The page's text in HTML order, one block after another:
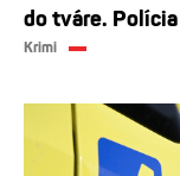
do tváre.
Krimi